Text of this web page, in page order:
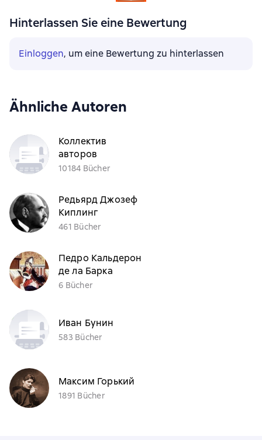
Hinterlassen Sie eine Bewertung
Einloggen, um eine Bewertung zu hinterlassen
Ähnliche Autoren
Коллектив
авторов
10184 Bücher
Редьярд Джозеф
Киплинг
461 Bücher
Педро Кальдерон
де ла Барка
6 Bücher
Иван Бунин
583 Bücher
Максим Горький
1891 Bücher